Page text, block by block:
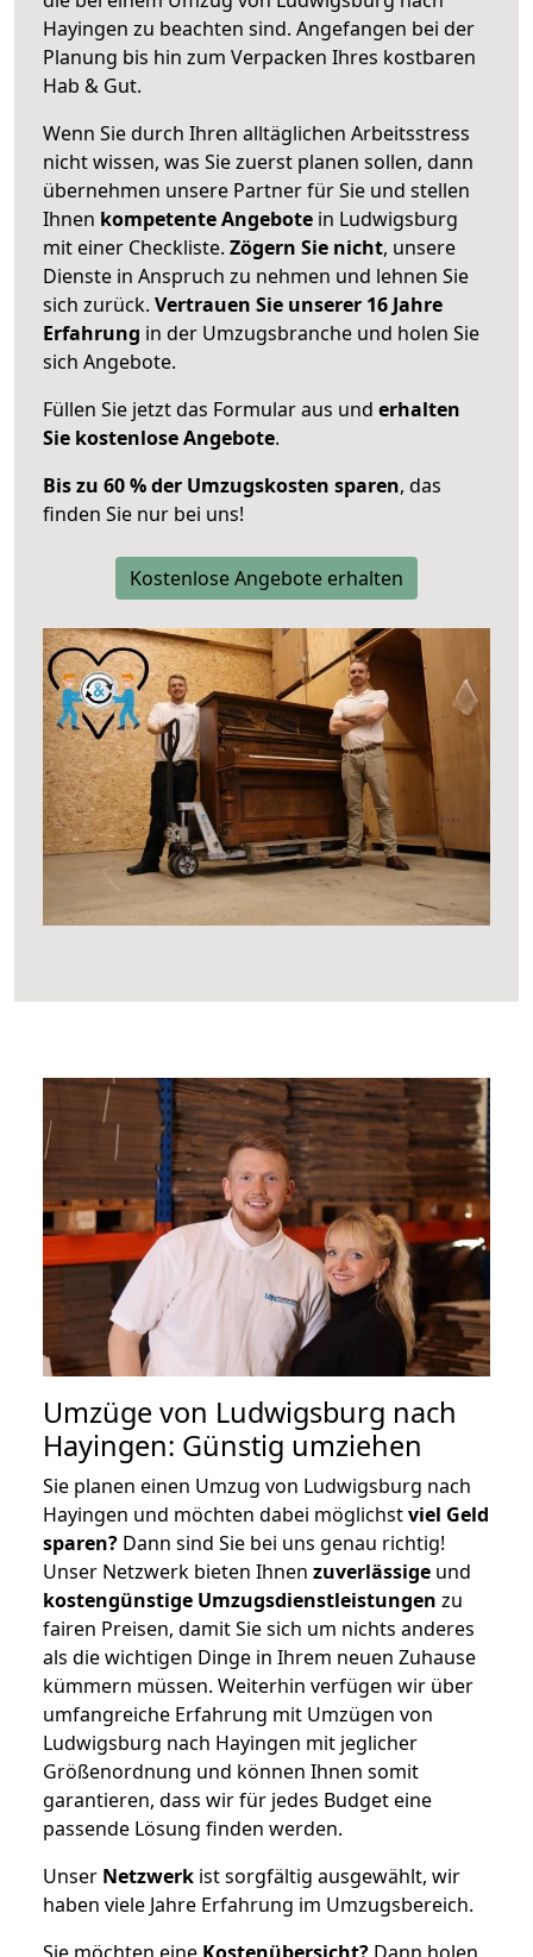
Hayingen zu beachten sind. Angefangen bei der
Planung bis hin zum Verpacken Ihres kostbaren
Hab & Gut.
Wenn Sie durch Ihren alltäglichen Arbeitsstress
nicht wissen, was Sie zuerst planen sollen, dann
übernehmen unsere Partner für Sie und stellen
Ihnen kompetente Angebote in Ludwigsburg
mit einer Checkliste. Zögern Sie nicht, unsere
Dienste in Anspruch zu nehmen und lehnen Sie
sich zurück. Vertrauen Sie unserer 16 Jahre
Erfahrung in der Umzugsbranche und holen Sie
sich Angebote.
Füllen Sie jetzt das Formular aus und erhalten
Sie kostenlose Angebote.
Bis zu 60 % der Umzugskosten sparen, das
finden Sie nur bei uns!
Kostenlose Angebote erhalten
Umzüge von Ludwigsburg nach
Hayingen: Günstig umziehen
Sie planen einen Umzug von Ludwigsburg nach
Hayingen und möchten dabei möglichstviel Geld
sparen? Dann sind Sie bei uns genau richtig!
Unser Netzwerk bieten Ihnen zuverlässige und
kostengünstige Umzugsdienstleistungen zu
fairen Preisen, damit Sie sich um nichts anderes
als die wichtigen Dinge in Ihrem neuen Zuhause
kümmern müssen. Weiterhin verfügen wir über
umfangreiche Erfahrung mit Umzügen von
Ludwigsburg nach Hayingen mit jeglicher
Größenordnung und können Ihnen somit
garantieren, dass wir für jedes Budget eine
passende Lösung finden werden.
Unser Netzwerk ist sorgfältig ausgewählt, wir
haben viele Jahre Erfahrung im Umzugsbereich.